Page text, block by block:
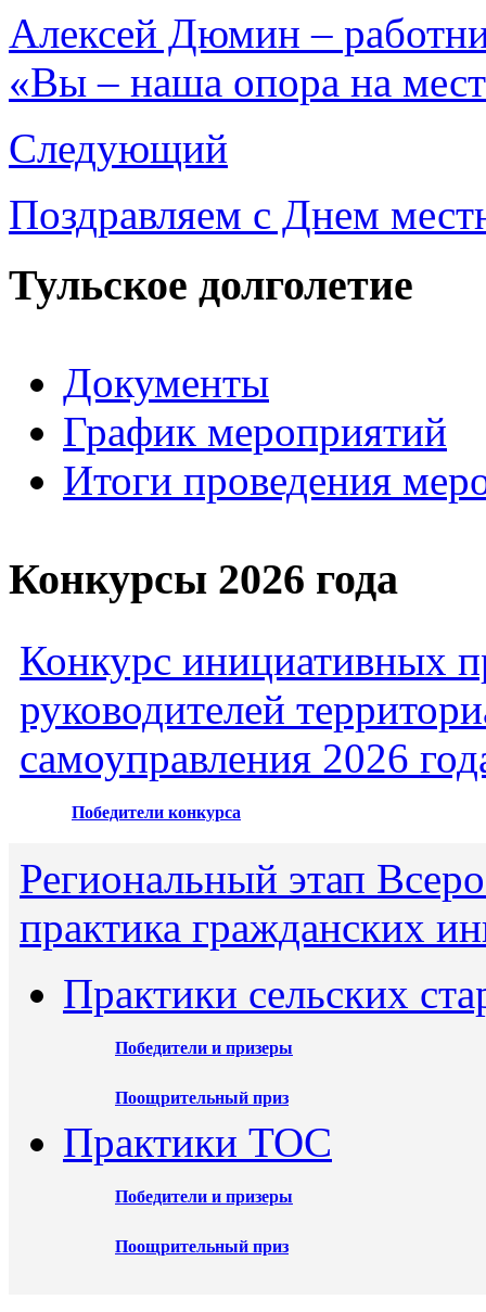
Алексей Дюмин –
«Вы – наша опора на
Следующий
Поздравляем с Днем
Тульское долголетие
Документы
График мероприятий
Итоги проведения
Конкурсы 2026 года
Конкурс инициативных
руководителей
самоуправления 2026
Победители конкурса
Региональный этап
практика гражданских
Практики сельских
Победители и призеры
Поощрительный приз
Практики ТОС
Победители и призеры
Поощрительный приз